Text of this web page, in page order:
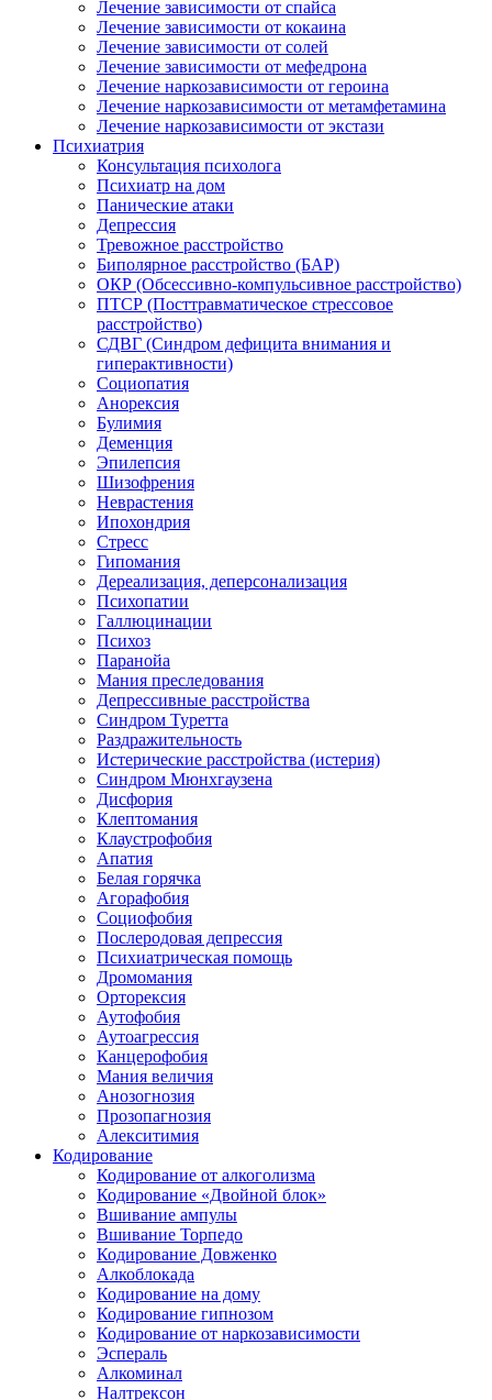
Лечение зависимости от спайса
Лечение зависимости от кокаина
Лечение зависимости от солей
Лечение зависимости от мефедрона
Лечение наркозависимости от героина
Лечение наркозависимости от метамфетамина
Лечение наркозависимости от экстази
Психиатрия
Консультация психолога
Психиатр на дом
Панические атаки
Депрессия
Тревожное расстройство
Биполярное расстройство (БАР)
ОКР (Обсессивно-компульсивное расстройство)
ПТСР (Посттравматическое стрессовое
расстройство)
СДВГ (Синдром дефицита внимания и
гиперактивности)
Социопатия
Анорексия
Булимия
Деменция
Эпилепсия
Шизофрения
Неврастения
Ипохондрия
Стресс
Гипомания
Дереализация, деперсонализация
Психопатии
Галлюцинации
Психоз
Паранойа
Мания преследования
Депрессивные расстройства
Синдром Туретта
Раздражительность
Истерические расстройства (истерия)
Синдром Мюнхгаузена
Дисфория
Клептомания
Клаустрофобия
Апатия
Белая горячка
Агорафобия
Социофобия
Послеродовая депрессия
Психиатрическая помощь
Дромомания
Орторексия
Аутофобия
Аутоагрессия
Канцерофобия
Мания величия
Анозогнозия
Прозопагнозия
Алекситимия
Кодирование
Кодирование от алкоголизма
Кодирование «Двойной блок»
Вшивание ампулы
Вшивание Торпедо
Кодирование Довженко
Алкоблокада
Кодирование на дому
Кодирование гипнозом
Кодирование от наркозависимости
Эспераль
Алкоминал
Налтрексон